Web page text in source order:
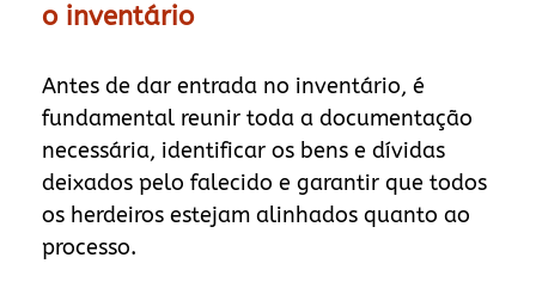
o inventário
Antes de dar entrada no inventário, é
fundamental reunir toda a documentação
necessária, identificar os bens e dívidas
deixados pelo falecido e garantir que todos
os herdeiros estejam alinhados quanto ao
processo.